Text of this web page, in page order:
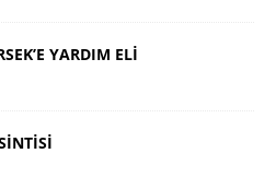
YARDIM ELİ